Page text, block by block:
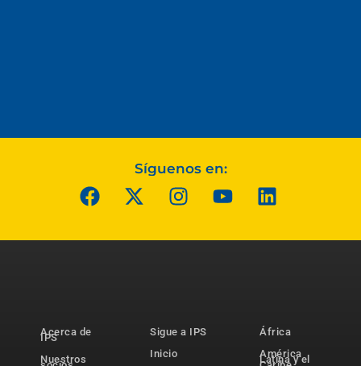
Síguenos en:
Acerca de
IPS
Nuestros
Sigue a IPS
Inicio
África
América
Latina y el